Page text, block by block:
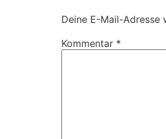
Deine E-Mail-
Kommentar *